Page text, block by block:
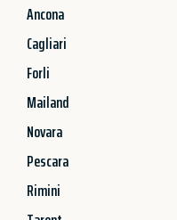
Ancona
Cagliari
Forli
Mailand
Novara
Pescara
Rimini